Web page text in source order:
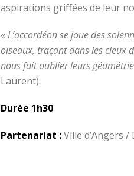
aspirations griffées de leur
«L’accordéon se joue des
oiseaux, traçant dans les cieux
nous fait oublier leurs
Laurent).
Durée 1h30
Partenariat :Ville d’Angers